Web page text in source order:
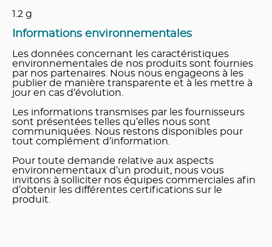
1.2 g
Informations environnementales
Les données concernant les caractéristiques
environnementales de nos produits sont fournies
par nos partenaires. Nous nous engageons à les
publier de manière transparente et à les mettre à
jour en cas d’évolution.
Les informations transmises par les fournisseurs
sont présentées telles qu’elles nous sont
communiquées. Nous restons disponibles pour
tout complément d’information.
Pour toute demande relative aux aspects
environnementaux d’un produit, nous vous
invitons à solliciter nos équipes commerciales afin
d’obtenir les différentes certifications sur le
produit.